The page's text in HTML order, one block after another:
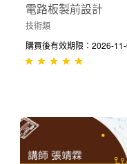
電路板製前設計
技術類
購買後有效期限：2026-